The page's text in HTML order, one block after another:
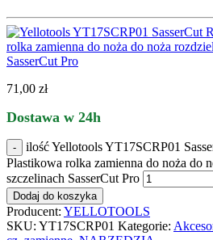
71,00 zł
Dostawa w 24h
ilość Yellotools YT17SCRP01
Plastikowa rolka zamienna do noża do
szczelinach SasserCut Pro
Dodaj do koszyka
Producent: YELLOTOOLS
SKU: YT17SCRP01 Kategorie: